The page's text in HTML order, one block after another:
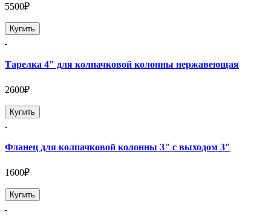
5500₽
Купить
Тарелка 4" для колпачковой колонны нержавеющая
2600₽
Купить
Фланец для колпачковой колонны 3" с выходом 3"
1600₽
Купить